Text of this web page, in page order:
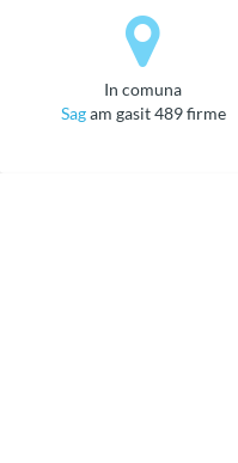
in comuna
Sagam gasit 489 firme